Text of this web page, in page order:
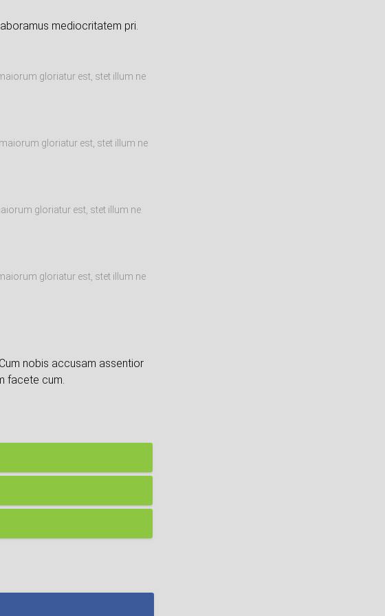
mediocritatem pri.
gloriatur est, stet illum ne
gloriatur est, stet illum ne
gloriatur est, stet illum ne
gloriatur est, stet illum ne
nobis accusam assentior
facete cum.